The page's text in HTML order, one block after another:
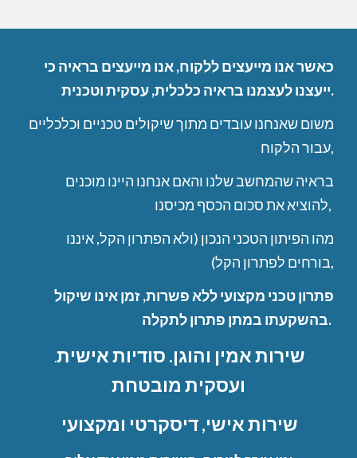
כאשר אנו מייעצים ללקוח, אנו מייעצים בראיה כי
ייעצנו לעצמנו בראיה כלכלית, עסקיתוטכנית.
משום שאנחנו עובדים מתוך שיקולים טכניים וכלכליים
עבור הלקוח,
בראיה שהמחשב שלנו והאם אנחנו היינו מוכנים
להוציא את סכום הכסף מכיסנו,
מהו הפיתון הטכני הנכון (ולא הפתרון הקל, איננו
בורחים לפתרון הקל),
פתרון טכני מקצועי ללא פשרות, זמן אינו שיקול
בהשקעתו במתן פתרון לתקלה.
.שירות אמין והוגן. סודיות אישית
ועסקית מובטחת
שירות אישי, דיסקרטי ומקצועי